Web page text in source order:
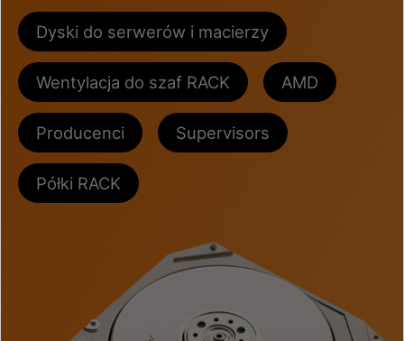
Dyski do serwerów i macierzy
Wentylacja do szaf RACK AMD
Producenci Supervisors
Półki RACK